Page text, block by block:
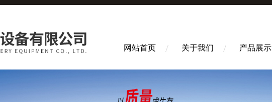
网站首页 关于我们 产品展示